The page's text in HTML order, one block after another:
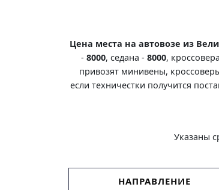
Цена места на автовозе из
- 8000, седана - 8000,
привозят минивены,
если техничестки получится
Указаны
НАПРАВЛЕНИЕ